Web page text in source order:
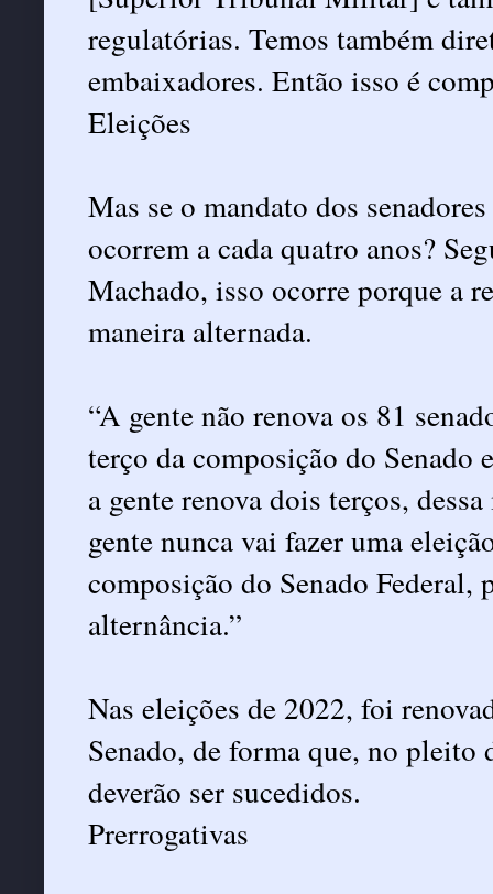
regulatórias. Temos também
embaixadores. Então isso é
Eleições
Mas se o mandato dos
ocorrem a cada quatro anos?
Machado, isso ocorre porque a
maneira alternada.
“A gente não renova os 81
terço da composição do Senado
a gente renova dois terços,
gente nunca vai fazer uma
composição do Senado
alternância.”
Nas eleições de 2022, foi
Senado, de forma que, no pleito
deverão ser sucedidos.
Prerrogativas